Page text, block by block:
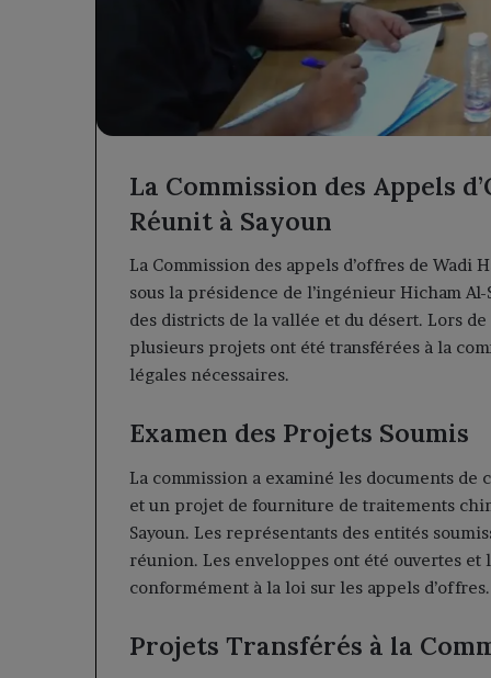
La Commission des Appels
Réunit à Sayoun
La Commission des appels d’offres de Wadi
sous la présidence de l’ingénieur Hicham
des districts de la vallée et du désert. Lors
plusieurs projets ont été transférées à la
légales nécessaires.
Examen des Projets Soumis
La commission a examiné les documents
et un projet de fourniture de traitements
Sayoun. Les représentants des entités
réunion. Les enveloppes ont été ouvertes
conformément à la loi sur les appels d’offres.
Projets Transférés à la